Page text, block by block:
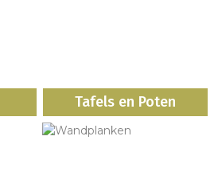
Tafels en Poten